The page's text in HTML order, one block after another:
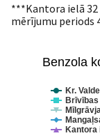
***Kantora ielā 32
mērījumu periods
Benzola
Line chart with 10
View as data
The chart has 1 X
The chart has 1 Y
Benzola
Kr.
Brīvības
Kantora